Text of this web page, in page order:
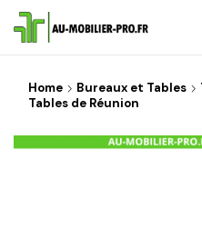
Home Bureaux et Tables
Tables de Réunion